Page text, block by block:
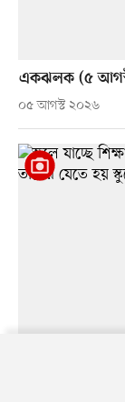
একঝলক (৫
০৫ আগস্ট ২০২৬